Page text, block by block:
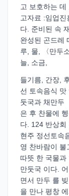
고 보호하는
고자료 :임업
다. 준비된 속
완성된 곤드레
루, 물, 〈만두
늘, 소금,
들기름, 간장,
선 토속음식 맛
둣국과 채만두
은 후 찬물에
다. 124 반상회
현주 정선토속
영 찬바람이 불
따뜻 한 국물과
만둣국 이다.
면서 만두 를
을 만나 평창